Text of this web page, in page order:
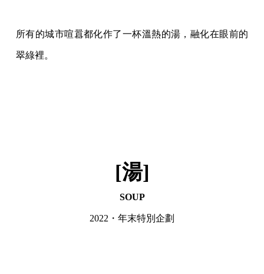
所有的城市喧囂都化作了一杯溫熱的湯，融化在眼前的
翠綠裡。
[湯]
SOUP
2022・年末特別企劃